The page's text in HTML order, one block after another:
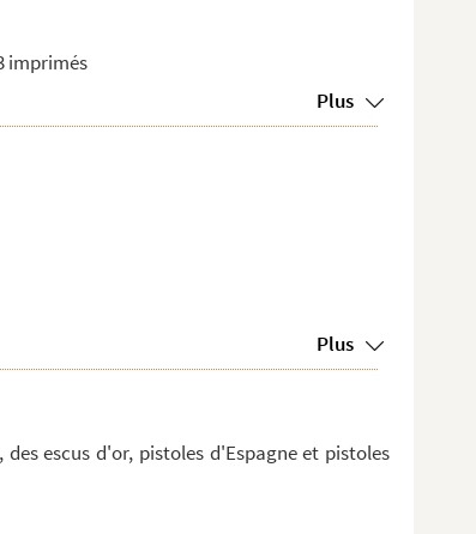
imprimés
Plus
Plus
escus d'or, pistoles d'Espagne et pistoles